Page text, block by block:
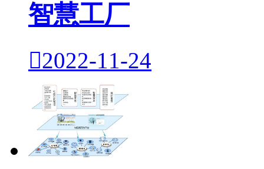
智慧工厂
2022-11-24